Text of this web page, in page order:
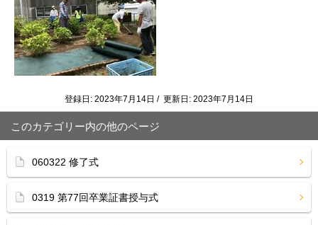
登録日: 2023年7月14日 / 更新日: 2023年7月14日
このカテゴリー内の他のページ
060322 修了式
0319 第77回卒業証書授与式